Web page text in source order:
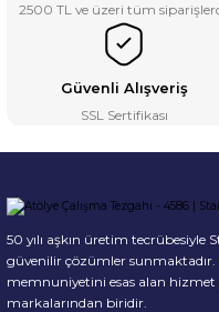
2500 TL ve üzeri tüm
Güvenli Alışveriş
SSL Sertifikası
50 yılı aşkın üretim
güvenilir çözümler sunmaktadır.
memnuniyetini esas alan hizmet
markalarından biridir.